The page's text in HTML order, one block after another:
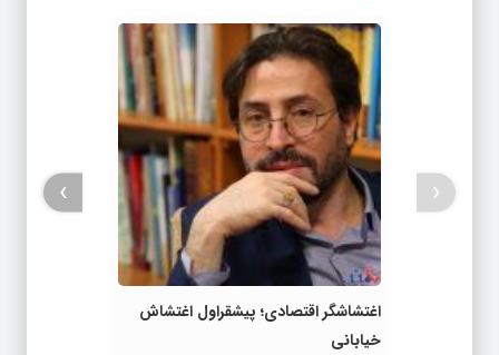
اغتشاشگر اقتصادی؛ پیشقراول اغتشاش
خیابانی
‹
›